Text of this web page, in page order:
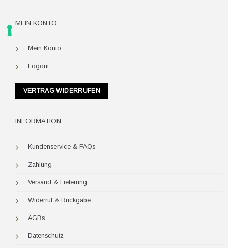
MEIN KONTO
Mein Konto
Logout
VERTRAG WIDERRUFEN
INFORMATION
Kundenservice & FAQs
Zahlung
Versand & Lieferung
Widerruf & Rückgabe
AGBs
Datenschutz